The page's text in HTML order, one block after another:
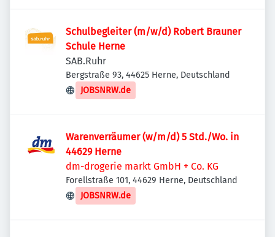
Schulbegleiter (m/w/d) Robert Brauner
Schule Herne
SAB.Ruhr
Bergstraße 93, 44625 Herne, Deutschland
JOBSNRW.de
Warenverräumer (w/m/d) 5 Std./Wo. in
44629 Herne
dm-drogerie markt GmbH + Co. KG
Forellstraße 101, 44629 Herne, Deutschland
JOBSNRW.de